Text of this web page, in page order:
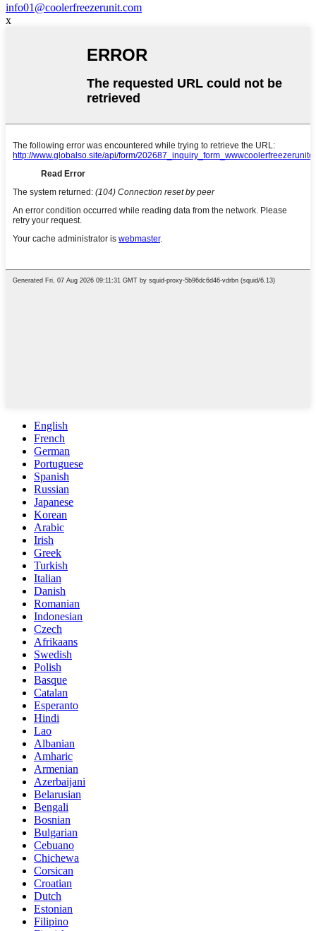
info01@coolerfreezerunit.com
x
English
French
German
Portuguese
Spanish
Russian
Japanese
Korean
Arabic
Irish
Greek
Turkish
Italian
Danish
Romanian
Indonesian
Czech
Afrikaans
Swedish
Polish
Basque
Catalan
Esperanto
Hindi
Lao
Albanian
Amharic
Armenian
Azerbaijani
Belarusian
Bengali
Bosnian
Bulgarian
Cebuano
Chichewa
Corsican
Croatian
Dutch
Estonian
Filipino